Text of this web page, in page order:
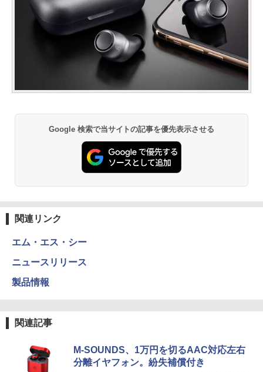
Google 検索で当サイトの記事を優先表示させる
関連リンク
エム・エス・シー
ニュースリリース
製品情報
関連記事
M-SOUNDS、1万円を切るAAC対応左右
分離イヤフォン。紛失補償付き